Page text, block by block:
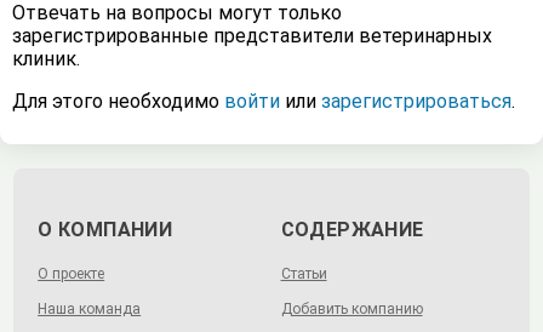
Отвечать на вопросы могут только
зарегистрированные представители ветеринарных
клиник.
Для этого необходимо войти или зарегистрироваться.
О КОМПАНИИ
О проекте
Наша команда
СОДЕРЖАНИЕ
Статьи
Добавить компанию